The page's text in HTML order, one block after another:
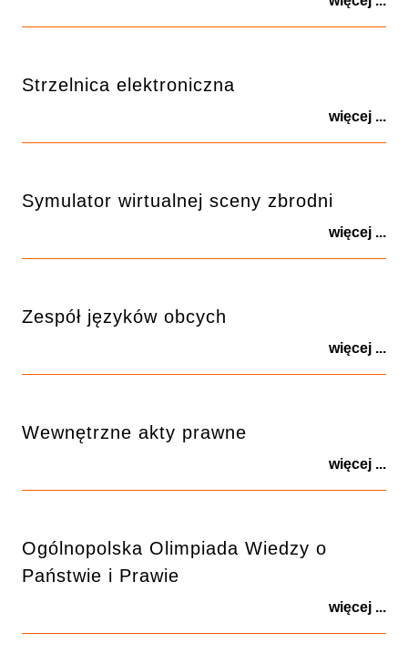
Strzelnica elektroniczna
więcej ...
Symulator wirtualnej sceny zbrodni
więcej ...
Zespół języków obcych
więcej ...
Wewnętrzne akty prawne
więcej ...
Ogólnopolska Olimpiada Wiedzy o
Państwie i Prawie
więcej ...